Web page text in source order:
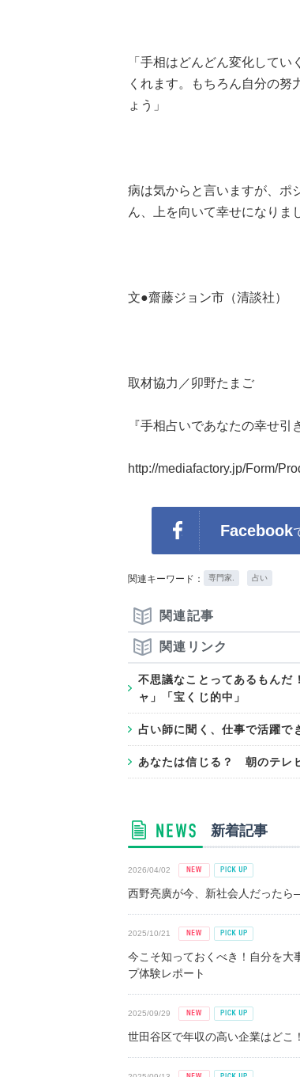
「手相はどんどん変化して
くれます。もちろん自分の努
ょう」
病は気からと言いますが、ポ
ん、上を向いて幸せになりま
文●齋藤ジョン市（清談社）
取材協力／卯野たまご
『手相占いであなたの幸せ引
http://mediafactory.jp/Form/
Facebook
関連キーワード： 専門家. 占い
関連記事
関連リンク
不思議なことってあるもんだ
ャ」「宝くじ的中」
占い師に聞く、仕事で活躍で
あなたは信じる？ 朝のテレ
新着記事
2026/04/02
西野亮廣が今、新社会人だったら
2025/10/21
今こそ知っておくべき！自分を大
プ体験レポート
2025/09/29
世田谷区で年収の高い企業はど